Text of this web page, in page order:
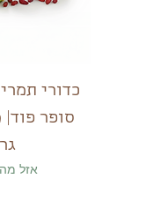
כדורי
אזל